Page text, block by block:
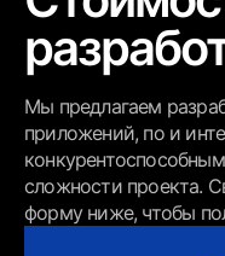
Мы предлагаем
приложений, по и
сложности проекта.
форму ниже, чтобы